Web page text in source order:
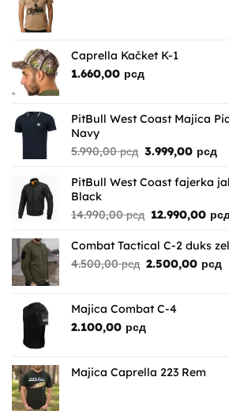
Caprella Kačket K-1
1.660,00 рсд
PitBull West Coast Majica
Navy
5.990,00рсд Originalna
je
3.999,00 рсд
je:
PitBull West Coast fajerka
Black
14.990,00рсд Originalna
je
14.990,00 рсд.
12.990,00
Combat Tactical C-2 duks
4.500,00рсд Originalna
bila:
2.500,00 рсд
Majica Combat C-4
2.100,00 рсд
Majica Caprella 223 Rem